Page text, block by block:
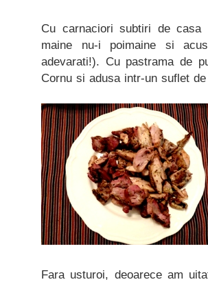
Cu carnaciori subtiri de
maine nu-i poimaine si
adevarati!). Cu pastrama de
Cornu si adusa intr-un suflet
Fara usturoi, deoarece am